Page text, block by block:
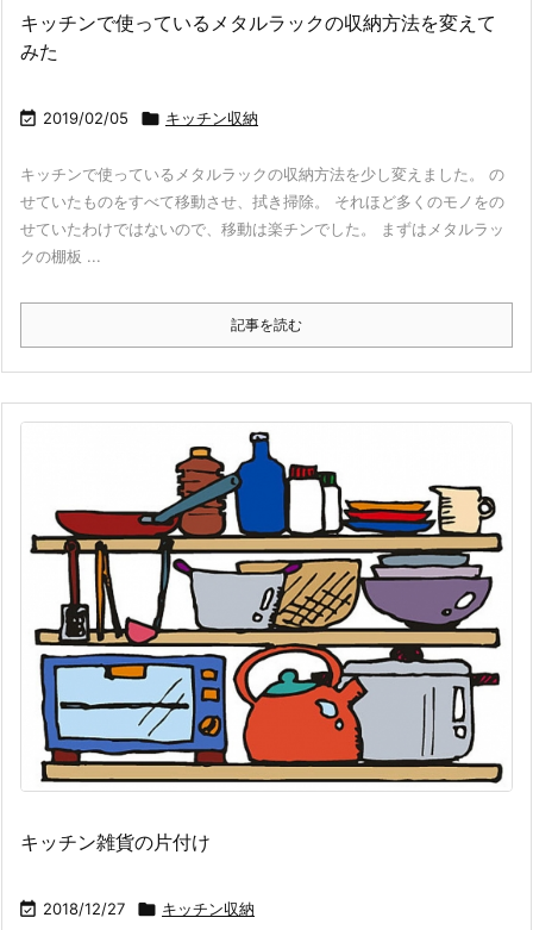
キッチンで使っているメタルラックの収納方法を変えて
みた
 2019/02/05  キッチン収納
キッチンで使っているメタルラックの収納方法を少し変えました。 の
せていたものをすべて移動させ、拭き掃除。 それほど多くのモノをの
せていたわけではないので、移動は楽チンでした。 まずはメタルラッ
クの棚板 ...
記事を読む
キッチン雑貨の片付け
 2018/12/27  キッチン収納